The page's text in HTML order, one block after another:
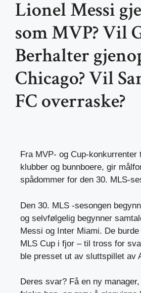
Lionel Messi
som MVP? Vil
Berhalter
Chicago? Vil
FC overraske?
Fra MVP- og Cup-
klubber og bunnboere, gir
spådommer for den 30. MLS-
Den 30. MLS -sesongen
og selvfølgelig begynner
Messi og Inter Miami. De
MLS Cup i fjor – til tross for
ble presset ut av sluttspillet av
Deres svar? Få en ny